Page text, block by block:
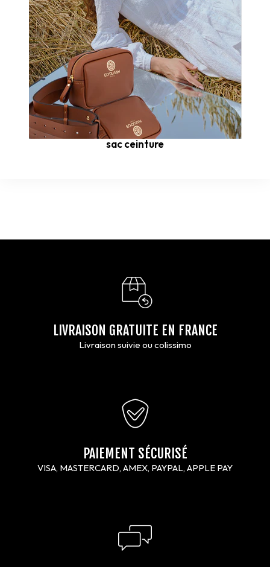
sac ceinture
LIVRAISON GRATUITE EN FRANCE
Livraison suivie ou colissimo
PAIEMENT SÉCURISÉ
VISA, MASTERCARD, AMEX, PAYPAL, APPLE PAY